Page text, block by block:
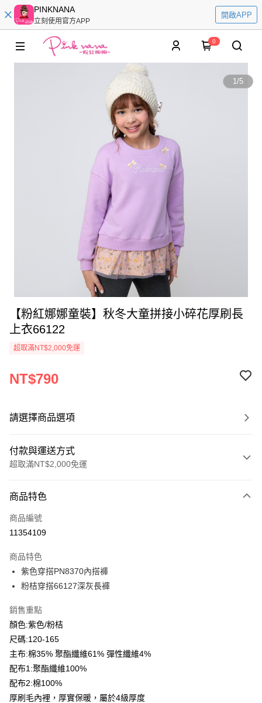
PINKNANA
立刻使用官方APP
開啟APP
0
1/5
【粉紅娜娜童裝】秋冬大童拼接小碎花厚刷長
上衣66122
超取滿NT$2,000免運
NT$790
請選擇商品選項
付款與運送方式
超取滿NT$2,000免運
信用卡一次付款
超商取貨付款
Apple Pay
Google Pay
ATM付款
運送方式
全家付款取貨
每筆NT$80，滿NT$2,000(含以上)免運費
付款後全家取貨
商品特色
商品編號
11354109
商品特色
紫色穿搭PN8370內搭褲
粉桔穿搭66127深灰長褲
銷售重點
顏色:紫色/粉桔
尺碼:120-165
主布:棉35% 聚酯纖維61% 彈性纖維4%
配布1:聚酯纖維100%
配布2:棉100%
厚刷毛內裡，厚實保暖，屬於4級厚度